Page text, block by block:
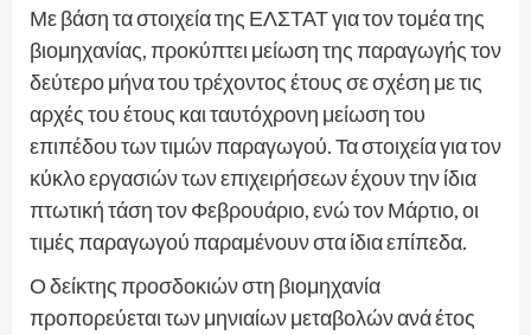
Με βάση τα στοιχεία της ΕΛΣΤΑΤ για τον τομέα της
βιομηχανίας, προκύπτει μείωση της παραγωγής τον
δεύτερο μήνα του τρέχοντος έτους σε σχέση με τις
αρχές του έτους και ταυτόχρονη μείωση του
επιπέδου των τιμών παραγωγού. Τα στοιχεία για τον
κύκλο εργασιών των επιχειρήσεων έχουν την ίδια
πτωτική τάση τον Φεβρουάριο, ενώ τον Μάρτιο, οι
τιμές παραγωγού παραμένουν στα ίδια επίπεδα.
Ο δείκτης προσδοκιών στη βιομηχανία
προπορεύεται των μηνιαίων μεταβολών ανά έτος